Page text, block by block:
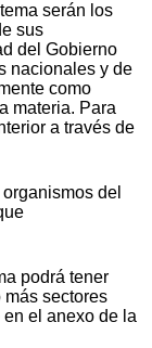
serán los
sus
del Gobierno
nacionales y de
como
materia. Para
a través de
del
podrá tener
sectores
el anexo de la